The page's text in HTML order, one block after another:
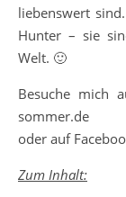
liebenswert
Hunter – sie
Welt. 🙂
Besuche mich
sommer.de
oder auf
Zum Inhalt: